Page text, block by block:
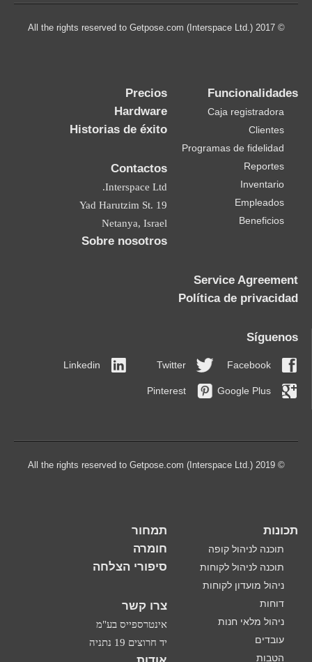
© 2017 All the rights reserved to Getpose.com (Interspace Ltd.)
Funcionalidades
Caja registradora
Clientes
Programas de fidelidad
Reportes
Inventario
Empleados
Beneficios
Precios
Hardware
Historias de éxito
Contactos
Interspace Ltd.
19 Yad Harutzim St.
Netanya, Israel
Sobre nosotros
Service Agreement
Política de privacidad
Síguenos
Facebook
Twitter
Linkedin
Google Plus
Pinterest
© 2019 All the rights reserved to Getpose.com (Interspace Ltd.)
תכונות
תוכנה לניהול קופה
תוכנה לניהול לקוחות
ניהול מועדון לקוחות
דוחות
ניהול מלאי חנות
עובדים
הטבות
תמחור
חומרה
סיפורי הצלחה
צרו קשר
אינטרספייס בע"מ
יד חרוצים 19 נתניה